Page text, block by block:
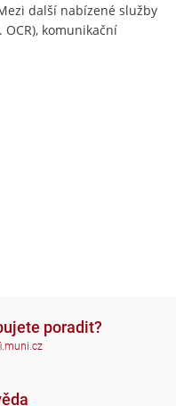
další nabízené služby
komunikační
poradit?